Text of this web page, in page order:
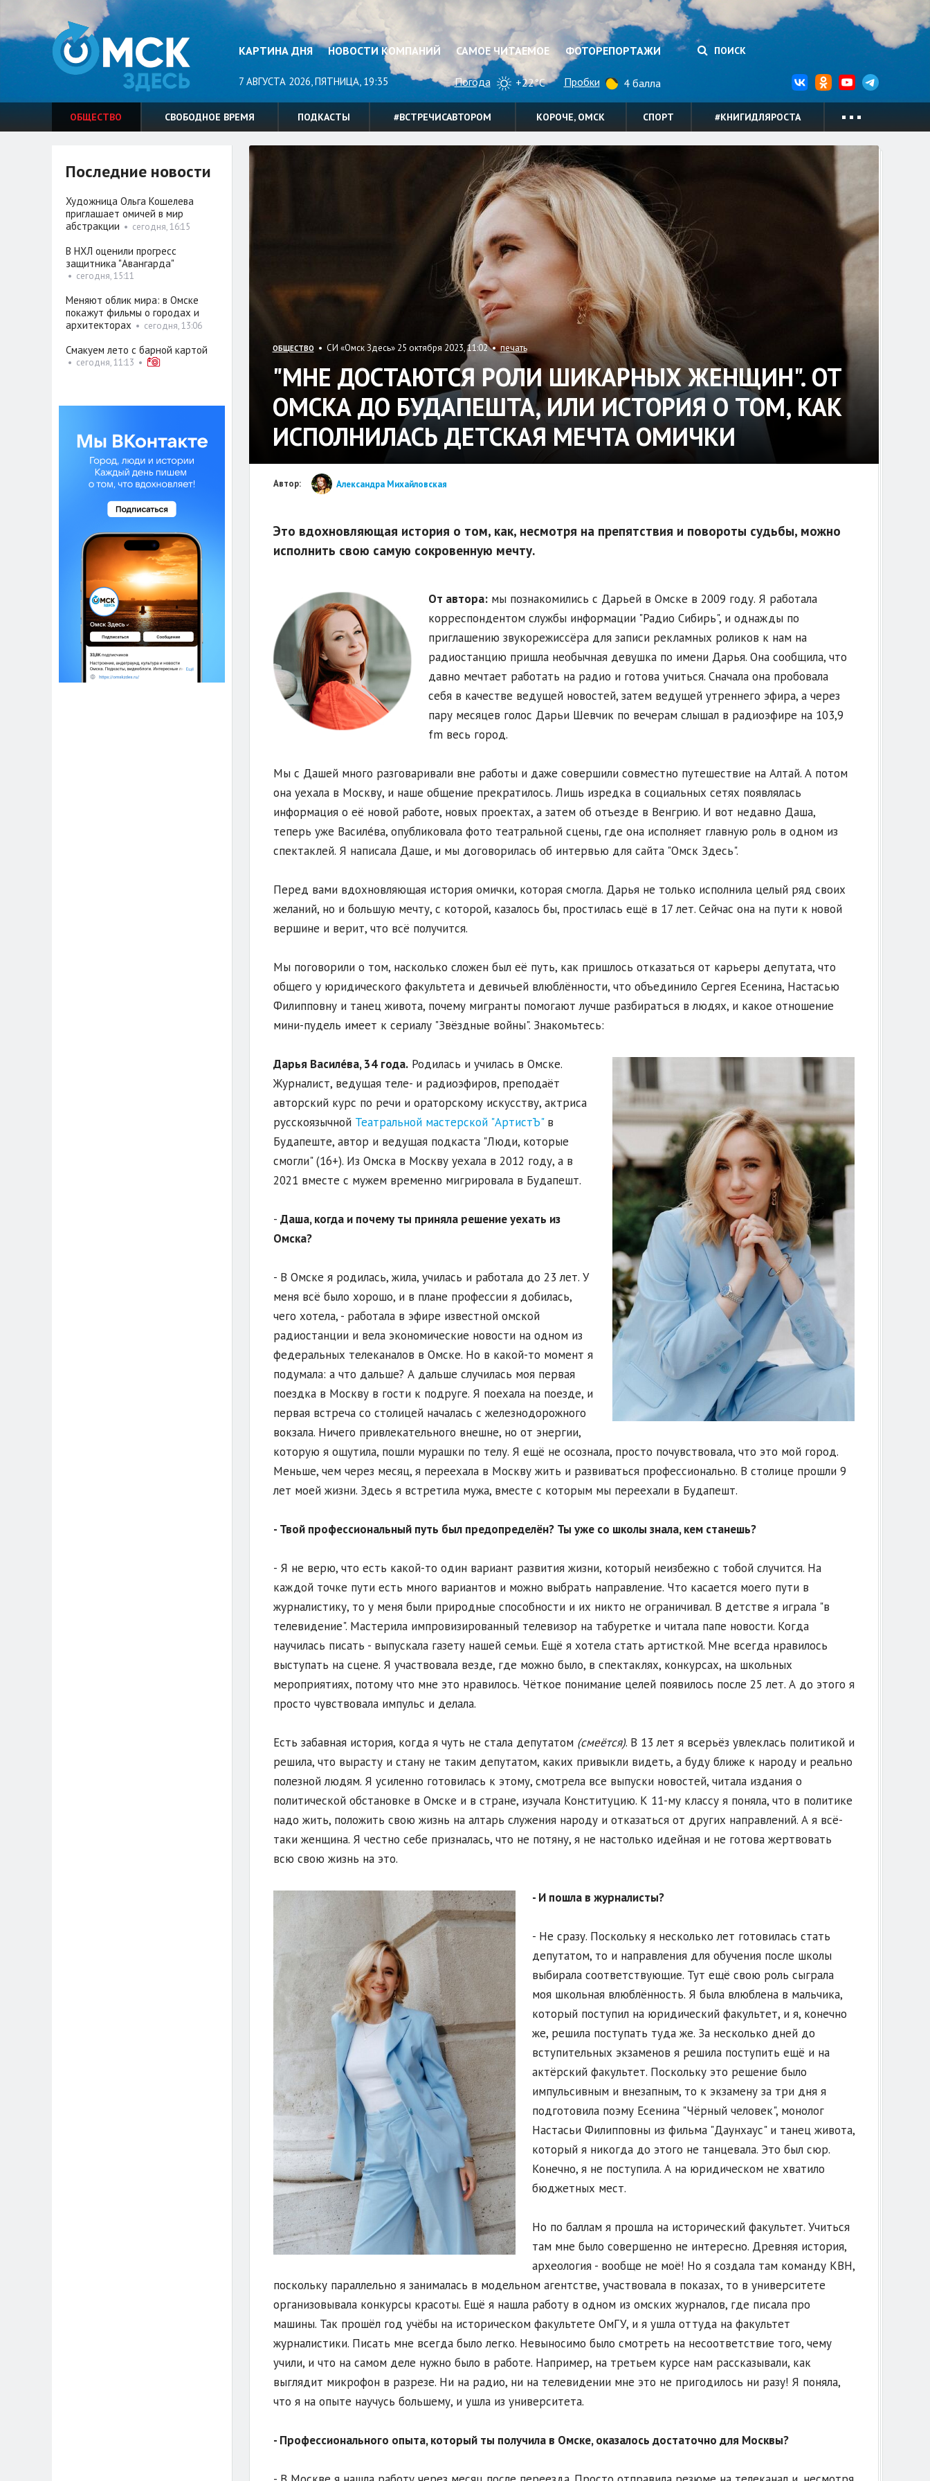
КАРТИНА ДНЯ НОВОСТИ КОМПАНИЙ САМОЕ ЧИТАЕМОЕ ФОТОРЕПОРТАЖИ ПОИСК
7 АВГУСТА 2026, ПЯТНИЦА, 19:35 Погода +22°C Пробки 4 балла
ОБЩЕСТВО СВОБОДНОЕ ВРЕМЯ ПОДКАСТЫ #ВСТРЕЧИСАВТОРОМ КОРОЧЕ, ОМСК СПОРТ #КНИГИДЛЯРОСТА
ОБЩЕСТВО • СИ «Омск Здесь» 25 октября 2023, 11:02 •печать
"МНЕ ДОСТАЮТСЯ РОЛИ ШИКАРНЫХ ЖЕНЩИН". ОТ
ОМСКА ДО БУДАПЕШТА, ИЛИ ИСТОРИЯ О ТОМ, КАК
ИСПОЛНИЛАСЬ ДЕТСКАЯ МЕЧТА ОМИЧКИ
Автор: Александра Михайловская
Это вдохновляющая история о том, как, несмотря на препятствия и повороты судьбы, можно
исполнить свою самую сокровенную мечту.
От автора:мы познакомились с Дарьей в Омске в 2009 году. Я работала
корреспондентом службы информации "Радио Сибирь", и однажды по
приглашению звукорежиссёра для записи рекламных роликов к нам на
радиостанцию пришла необычная девушка по имени Дарья. Она сообщила, что
давно мечтает работать на радио и готова учиться. Сначала она пробовала
себя в качестве ведущей новостей, затем ведущей утреннего эфира, а через
пару месяцев голос Дарьи Шевчик по вечерам слышал в радиоэфире на 103,9
fm весь город.
Мы с Дашей много разговаривали вне работы и даже совершили совместно путешествие на Алтай. А потом
она уехала в Москву, и наше общение прекратилось. Лишь изредка в социальных сетях появлялась
информация о её новой работе, новых проектах, а затем об отъезде в Венгрию. И вот недавно Даша,
теперь уже Василе́ва, опубликовала фото театральной сцены, где она исполняет главную роль в одном из
спектаклей. Я написала Даше, и мы договорилась об интервью для сайта "Омск Здесь".
Перед вами вдохновляющая история омички, которая смогла. Дарья не только исполнила целый ряд своих
желаний, но и большую мечту, с которой, казалось бы, простилась ещё в 17 лет. Сейчас она на пути к новой
вершине и верит, что всё получится.
Мы поговорили о том, насколько сложен был её путь, как пришлось отказаться от карьеры депутата, что
общего у юридического факультета и девичьей влюблённости, что объединило Сергея Есенина, Настасью
Филипповну и танец живота, почему мигранты помогают лучше разбираться в людях, и какое отношение
мини-пудель имеет к сериалу "Звёздные войны". Знакомьтесь:
Дарья Василе́ва, 34 года.Родилась и училась в Омске.
Журналист, ведущая теле- и радиоэфиров, преподаёт
авторский курс по речи и ораторскому искусству, актриса
русскоязычной Театральной мастерской "АртистЪ"в
Будапеште, автор и ведущая подкаста "Люди, которые
смогли" (16+). Из Омска в Москву уехала в 2012 году, а в
2021 вместе с мужем временно мигрировала в Будапешт.
- Даша, когда и почему ты приняла решение уехать из
Омска?
- В Омске я родилась, жила, училась и работала до 23 лет. У
меня всё было хорошо, и в плане профессии я добилась,
чего хотела, - работала в эфире известной омской
радиостанции и вела экономические новости на одном из
федеральных телеканалов в Омске. Но в какой-то момент я
подумала: а что дальше? А дальше случилась моя первая
поездка в Москву в гости к подруге. Я поехала на поезде, и
первая встреча со столицей началась с железнодорожного
вокзала. Ничего привлекательного внешне, но от энергии,
которую я ощутила, пошли мурашки по телу. Я ещё не осознала, просто почувствовала, что это мой город.
Меньше, чем через месяц, я переехала в Москву жить и развиваться профессионально. В столице прошли 9
лет моей жизни. Здесь я встретила мужа, вместе с которым мы переехали в Будапешт.
- Твой профессиональный путь был предопределён? Ты уже со школы знала, кем станешь?
- Я не верю, что есть какой-то один вариант развития жизни, который неизбежно с тобой случится. На
каждой точке пути есть много вариантов и можно выбрать направление. Что касается моего пути в
журналистику, то у меня были природные способности и их никто не ограничивал. В детстве я играла "в
телевидение". Мастерила импровизированный телевизор на табуретке и читала папе новости. Когда
научилась писать - выпускала газету нашей семьи. Ещё я хотела стать артисткой. Мне всегда нравилось
выступать на сцене. Я участвовала везде, где можно было, в спектаклях, конкурсах, на школьных
мероприятиях, потому что мне это нравилось. Чёткое понимание целей появилось после 25 лет. А до этого я
просто чувствовала импульс и делала.
Есть забавная история, когда я чуть не стала депутатом (смеётся). В 13 лет я всерьёз увлеклась политикой и
решила, что вырасту и стану не таким депутатом, каких привыкли видеть, а буду ближе к народу и реально
полезной людям. Я усиленно готовилась к этому, смотрела все выпуски новостей, читала издания о
политической обстановке в Омске и в стране, изучала Конституцию. К 11-му классу я поняла, что в политике
надо жить, положить свою жизнь на алтарь служения народу и отказаться от других направлений. А я всё-
таки женщина. Я честно себе призналась, что не потяну, я не настолько идейная и не готова жертвовать
всю свою жизнь на это.
- И пошла в журналисты?
- Не сразу. Поскольку я несколько лет готовилась стать
депутатом, то и направления для обучения после школы
выбирала соответствующие. Тут ещё свою роль сыграла
моя школьная влюблённость. Я была влюблена в мальчика,
который поступил на юридический факультет, и я, конечно
же, решила поступать туда же. За несколько дней до
вступительных экзаменов я решила поступить ещё и на
актёрский факультет. Поскольку это решение было
импульсивным и внезапным, то к экзамену за три дня я
подготовила поэму Есенина "Чёрный человек", монолог
Настасьи Филипповны из фильма "Даунхаус" и танец живота,
который я никогда до этого не танцевала. Это был сюр.
Конечно, я не поступила. А на юридическом не хватило
бюджетных мест.
Но по баллам я прошла на исторический факультет. Учиться
там мне было совершенно не интересно. Древняя история,
археология - вообще не моё! Но я создала там команду КВН,
поскольку параллельно я занималась в модельном агентстве, участвовала в показах, то в университете
организовывала конкурсы красоты. Ещё я нашла работу в одном из омских журналов, где писала про
машины. Так прошёл год учёбы на историческом факультете ОмГУ, и я ушла оттуда на факультет
журналистики. Писать мне всегда было легко. Невыносимо было смотреть на несоответствие того, чему
учили, и что на самом деле нужно было в работе. Например, на третьем курсе нам рассказывали, как
выглядит микрофон в разрезе. Ни на радио, ни на телевидении мне это не пригодилось ни разу! Я поняла,
что я на опыте научусь большему, и ушла из университета.
- Профессионального опыта, который ты получила в Омске, оказалось достаточно для Москвы?
Последние новости
Художница Ольга Кошелева
приглашает омичей в мир
абстракции • сегодня, 16:15
В НХЛ оценили прогресс
защитника "Авангарда"
• сегодня, 15:11
Меняют облик мира: в Омске
покажут фильмы о городах и
архитекторах • сегодня, 13:06
Смакуем лето с барной картой
• сегодня, 11:13 •